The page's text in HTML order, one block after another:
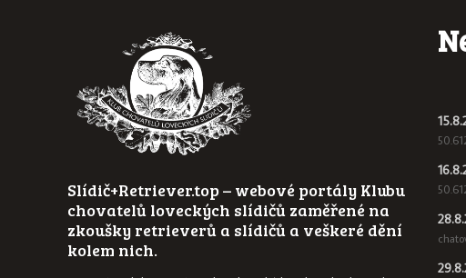
Slídič+Retriever.top – webové portály Klubu
chovatelů loveckých slídičů zaměřené na
zkoušky retrieverů a slídičů a veškeré dění
kolem nich.